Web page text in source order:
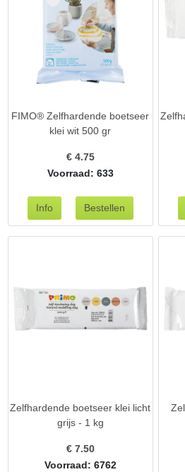
FIMO® Zelfhardende boetseer
klei wit 500 gr
€ 4.75
Voorraad: 633
Zelfhardende boetseer klei licht
grijs - 1 kg
€ 7.50
Voorraad: 6762